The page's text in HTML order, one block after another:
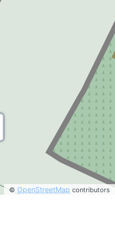
© OpenStreetMap contributors